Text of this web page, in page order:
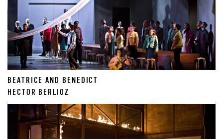
BEATRICE AND BENEDICT
HECTOR BERLIOZ